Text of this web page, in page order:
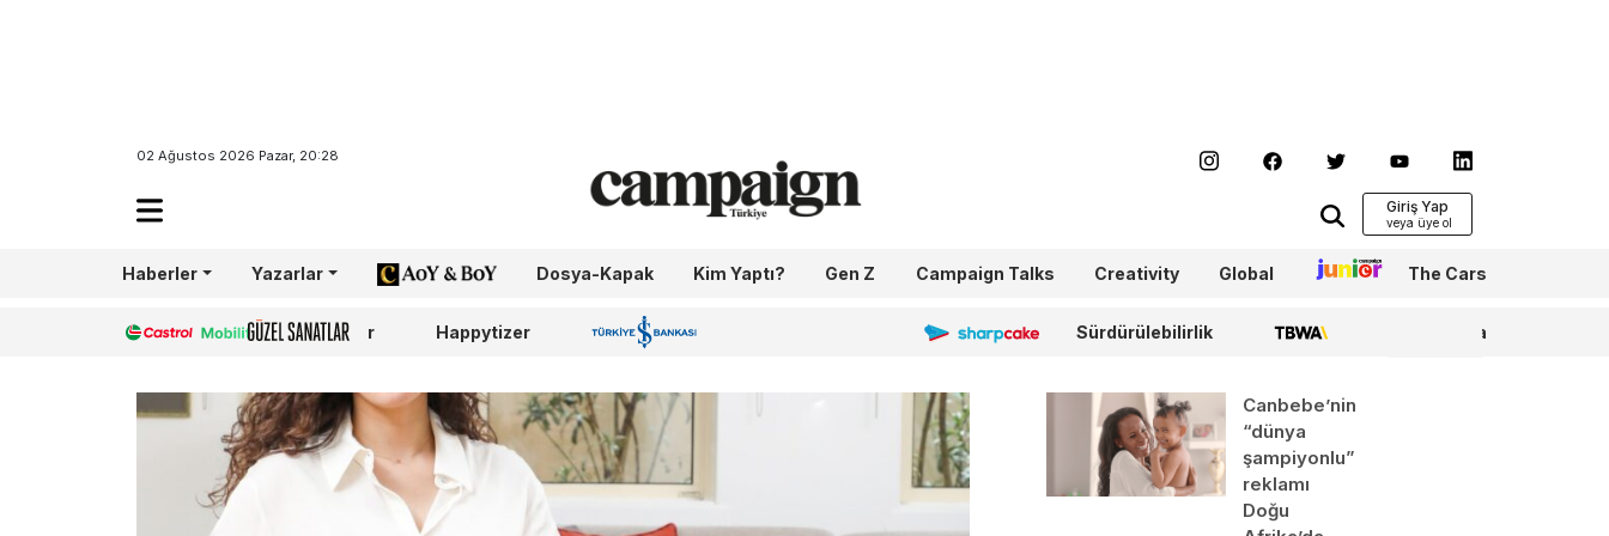
02 Ağustos 2026 Pazar, 20:28
Giriş Yap
Haberler Yazarlar AoY/BoY Dosya-Kapak Kim Yaptı? Gen Z Campaign Talks Creativity Global Junior The Cars
Castrol Güzel Sanatlar Happytizer İş Bankası 100.Yıl Sharpcake Sürdürülebilirlik TBWA WPP Media
Canbebe’nin
“dünya
şampiyonlu”
reklamı
Doğu